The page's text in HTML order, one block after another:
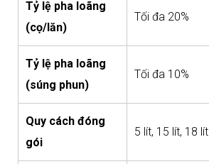
Tỷ lệ pha loãng
(cọ/lăn)
Tối đa 20%
Tỷ lệ pha loãng
(súng phun)
Tối đa 10%
Quy cách đóng
gói
5 lít, 15 lít, 18 lít